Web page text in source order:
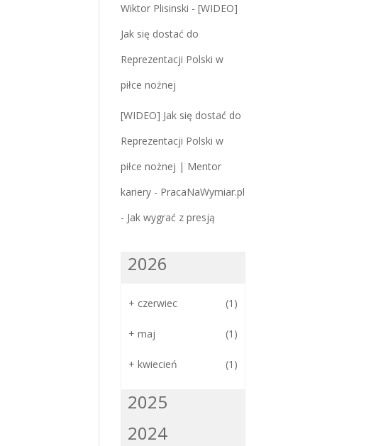
Wiktor Plisinski - [WIDEO]
Jak się dostać do
Reprezentacji Polski w
piłce nożnej
[WIDEO] Jak się dostać do
Reprezentacji Polski w
piłce nożnej | Mentor
kariery - PracaNaWymiar.pl
- Jak wygrać z presją
2026
+ czerwiec (1)
+ maj (1)
+ kwiecień (1)
2025
2024